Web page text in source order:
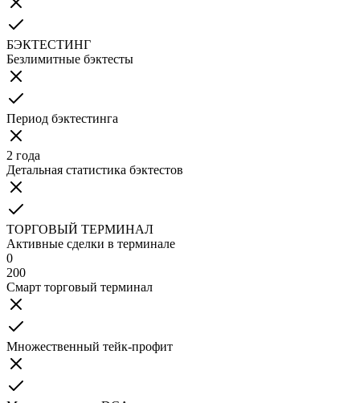
БЭКТЕСТИНГ
Безлимитные бэктесты
Период бэктестинга
2 года
Детальная статистика бэктестов
ТОРГОВЫЙ ТЕРМИНАЛ
Активные сделки в терминале
0
200
Смарт торговый терминал
Множественный тейк-профит